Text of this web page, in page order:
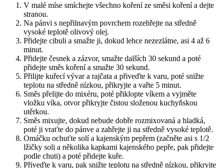
V malé míse smíchejte všechno koření ze směsi koření a dejte
stranou.
Na pánvi s nepřilnavým povrchem rozehřejte na středně
vysoké teplotě olivový olej.
Přidejte cibuli a smažte ji, dokud lehce nezezlátne, asi 4 až 6
minut.
Přidejte česnek a zázvor, smažte dalších 30 sekund a poté
přidejte směs koření a smažte 30 sekund.
Přilijte kuřecí vývar a rajčata a přiveďte k varu, poté snižte
teplotu na středně nízkou, přikryjte a vařte 5 minut.
Směs přelijte do mixéru, poté přiklopte víkem a vyjměte
vložku víka, otvor přikryjte čistou složenou kuchyňskou
utěrkou.
Směs mixujte, dokud nebude dobře rozmixovaná a hladká,
poté ji vraťte do pánve a zahřejte ji na středně vysoké teplotě.
Omáčku ochuťte solí a kajenským pepřem (začněte asi s 1/2
lžičky soli a několika kapkami kajenského pepře, pak přidejte
podle chuti) a poté přidejte kuře.
Přiveďte k varu, pak snižte teplotu na středně nízkou, přikryjte